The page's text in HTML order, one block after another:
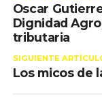
Oscar
Dignidad
tributaria
SIGUIENTE ARTÍCULO
Los micos de